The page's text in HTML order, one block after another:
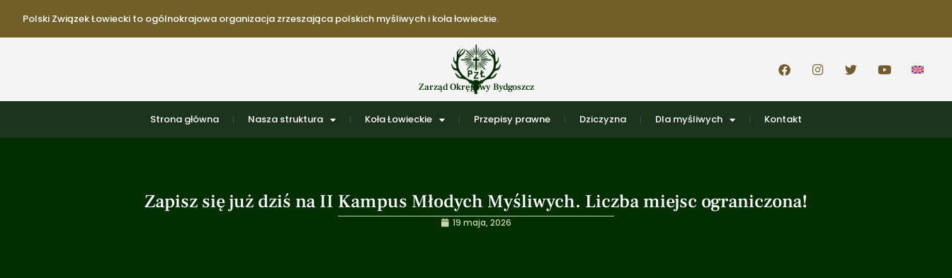
Polski Związek Łowiecki to ogólnokrajowa organizacja zrzeszająca polskich myśliwych i koła łowieckie.
Zarząd Okręgowy Bydgoszcz
Strona główna Nasza struktura Koła Łowieckie Przepisy prawne Dziczyzna Dla myśliwych Kontakt
Zapisz się już dziś na II Kampus Młodych Myśliwych. Liczba miejsc ograniczona!
19 maja, 2026